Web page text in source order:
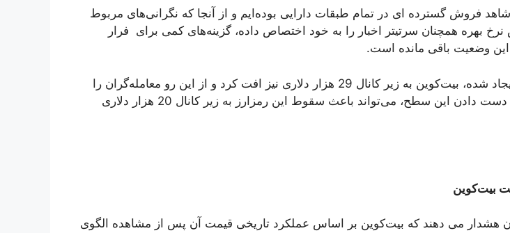
20 می، شاهد فروش گسترده ای در تمام طبقات دارایی بوده‌ایم و از آنجا که نگرانی‌های مربوط
نرخ بهره همچنان سرتیتر اخبار را به خود اختصاص داده، گزینه‌های کمی برای فرار
این وضعیت باقی مانده است.
به دلیل وضعیت ایجاد شده، بیت‌کوین به زیر کانال 29 هزار دلاری نیز افت کرد و از این رو معامله‌گران را
نگران کرده که از دست دادن این سطح، می‌تواند باعث سقوط این رمزارز به زیر کانال 20 هزار دلاری
بیت‌کوین
هشدار می دهند که بیت‌کوین بر اساس عملکرد تاریخی قیمت آن پس از مشاهده الگوی